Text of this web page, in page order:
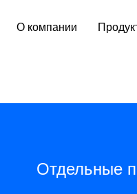
О компании
Отдельные